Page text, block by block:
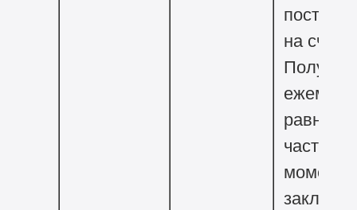
на счет
равными
частями
момента